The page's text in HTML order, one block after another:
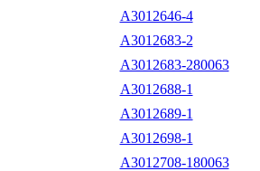
A3012646-4
A3012683-2
A3012683-280063
A3012688-1
A3012689-1
A3012698-1
A3012708-180063